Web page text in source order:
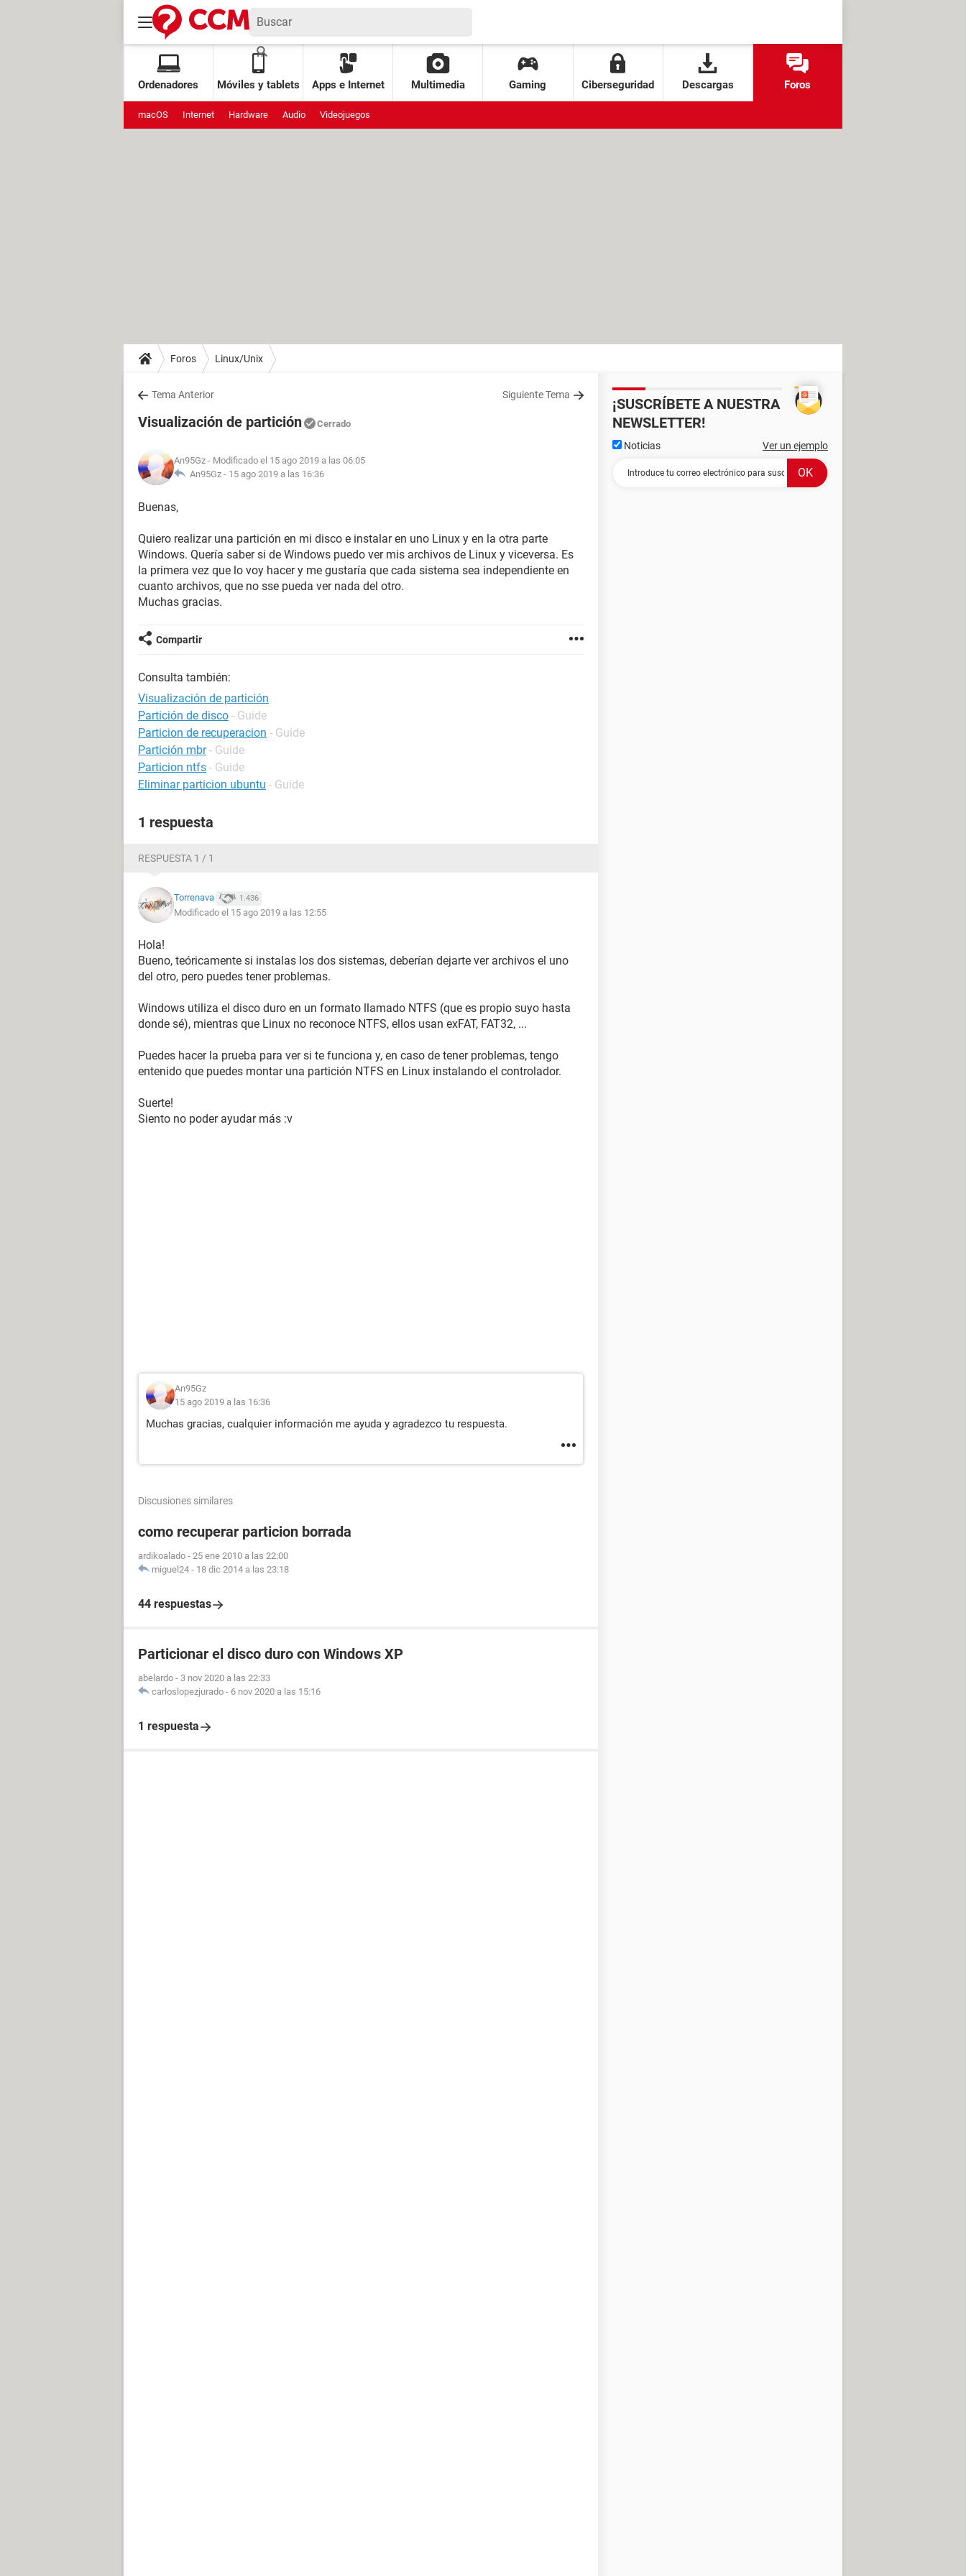
Ordenadores Móviles y tablets Apps e Internet Multimedia Gaming Ciberseguridad Descargas Foros
macOS Internet Hardware Audio Videojuegos
Foros Linux/Unix
Tema Anterior Siguiente Tema
Visualización de partición Cerrado
An95Gz - Modificado el 15 ago 2019 a las 06:05
An95Gz - 15 ago 2019 a las 16:36
Buenas,
Quiero realizar una partición en mi disco e instalar en uno Linux y en la otra parte
Windows. Quería saber si de Windows puedo ver mis archivos de Linux y viceversa. Es
la primera vez que lo voy hacer y me gustaría que cada sistema sea independiente en
cuanto archivos, que no sse pueda ver nada del otro.
Muchas gracias.
Compartir
Consulta también:
Visualización de partición
Partición de disco - Guide
Particion de recuperacion - Guide
Partición mbr - Guide
Particion ntfs - Guide
Eliminar particion ubuntu - Guide
1 respuesta
RESPUESTA 1 / 1
Torrenava 1.436
Modificado el 15 ago 2019 a las 12:55
Hola!
Bueno, teóricamente si instalas los dos sistemas, deberían dejarte ver archivos el uno
del otro, pero puedes tener problemas.
Windows utiliza el disco duro en un formato llamado NTFS (que es propio suyo hasta
donde sé), mientras que Linux no reconoce NTFS, ellos usan exFAT, FAT32, ...
Puedes hacer la prueba para ver si te funciona y, en caso de tener problemas, tengo
entenido que puedes montar una partición NTFS en Linux instalando el controlador.
Suerte!
Siento no poder ayudar más :v
An95Gz
15 ago 2019 a las 16:36
Muchas gracias, cualquier información me ayuda y agradezco tu respuesta.
Discusiones similares
como recuperar particion borrada
ardikoalado - 25 ene 2010 a las 22:00
miguel24 - 18 dic 2014 a las 23:18
44 respuestas
Particionar el disco duro con Windows XP
abelardo - 3 nov 2020 a las 22:33
carloslopezjurado - 6 nov 2020 a las 15:16
1 respuesta
¡SUSCRÍBETE A NUESTRA
NEWSLETTER!
Noticias Ver un ejemplo